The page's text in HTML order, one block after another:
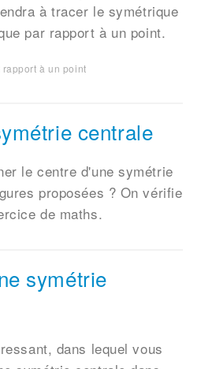
à tracer le symétrique
par rapport à un point.
à un point
centrale
le centre d'une symétrie
proposées ? On vérifie
de maths.
symétrie
dans lequel vous